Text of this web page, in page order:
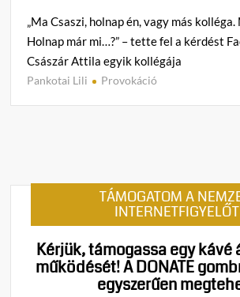
„Ma Csaszi, holnap én, vagy más
Holnap már mi…?” – tette fel a kérdést
Császár Attila egyik kollégája
Pankotai Lili Provokáció
á
s
z
l
á
s
TÁMOGATOM A
INTERNETFIGYELŐT
Kérjük, támogassa egy kávé
működését!A DONATE
egyszerűen